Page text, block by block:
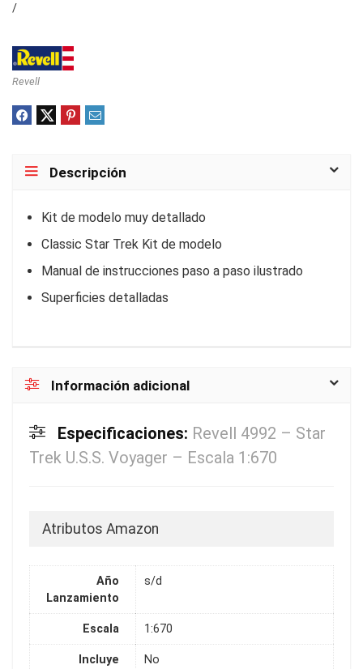
/
Revell
Descripción
Kit de modelo muy detallado
Classic Star Trek Kit de modelo
Manual de instrucciones paso a paso ilustrado
Superficies detalladas
Información adicional
Especificaciones: Revell 4992 – Star
Trek U.S.S. Voyager – Escala 1:670
Atributos Amazon
Año
Lanzamiento
s/d
Escala 1:670
Incluye
No